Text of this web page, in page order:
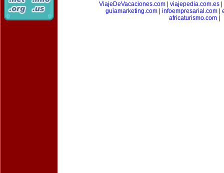
ViajeDeVacaciones.com
viajepedia.com.es
guiamarketing.com| infoempresarial.com|
africaturismo.com